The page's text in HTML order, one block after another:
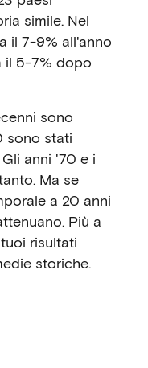
simile. Nel
il 7-9% all'anno
il 5-7% dopo
sono
sono stati
anni '70 e i
Ma se
a 20 anni
Più a
risultati
storiche.